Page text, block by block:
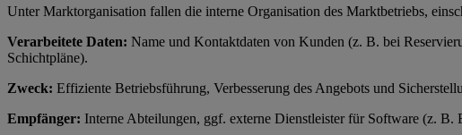
Unter Marktorganisation fallen die interne Organisation des Marktbetriebs,
Verarbeitete Daten: Name und Kontaktdaten von Kunden (z. B. bei
Schichtpläne).
Zweck: Effiziente Betriebsführung, Verbesserung des Angebots und
Empfänger: Interne Abteilungen, ggf. externe Dienstleister für Software (z. B.